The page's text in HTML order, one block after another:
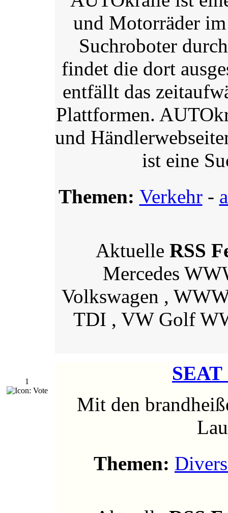
und Motorräder
Suchroboter
findet die dort
entfällt das
Plattformen.
und
ist eine
Themen: Verkehr-
Aktuelle RSS
Mercedes
Volkswagen ,
TDI , VW Golf
1
SEAT
Mit den
Themen: